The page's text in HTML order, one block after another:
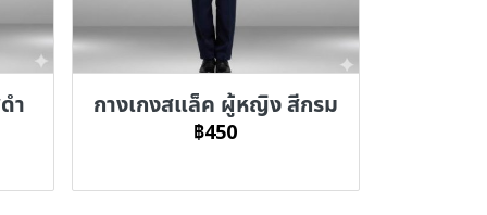
ำ กางเกงสแล็ค ผู้หญิง สีกรม
฿450